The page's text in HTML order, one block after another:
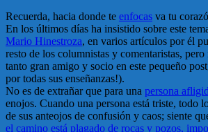
Recuerda, hacia donde te enfocas va tu
En los últimos días ha insistido sobre este
Mario Hinestroza, en varios artículos por él
resto de los columnistas y comentaristas,
tanto gran amigo y socio en este pequeño
por todas sus enseñanzas!).
No es de extrañar que para una persona
enojos. Cuando una persona está triste, todo
de sus anteojos de confusión y caos; siente
el camino está plagado de rocas y pozos,